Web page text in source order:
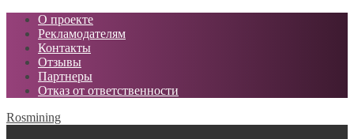
О проекте
Рекламодателям
Контакты
Отзывы
Партнеры
Отказ от ответственности
Rosmining